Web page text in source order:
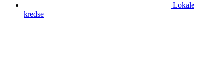
Lokale
kredse